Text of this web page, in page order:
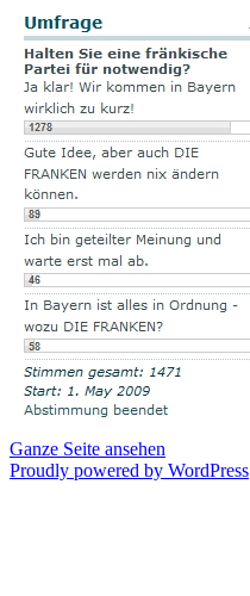
Ganze Seite ansehen
Proudly powered by WordPress